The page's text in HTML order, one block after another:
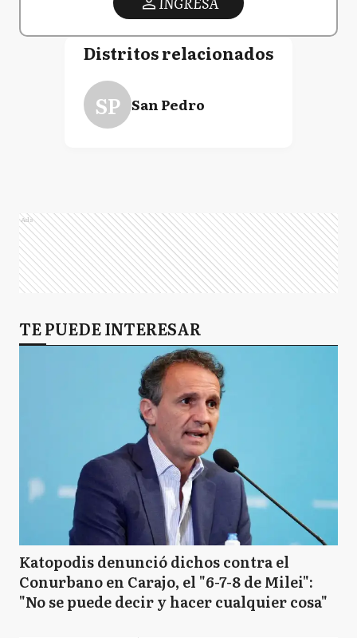
Distritos relacionados
SP San Pedro
Ads
TE PUEDE INTERESAR
Katopodis denunció dichos contra el
Conurbano en Carajo, el "6-7-8 de Milei":
"No se puede decir y hacer cualquier cosa"